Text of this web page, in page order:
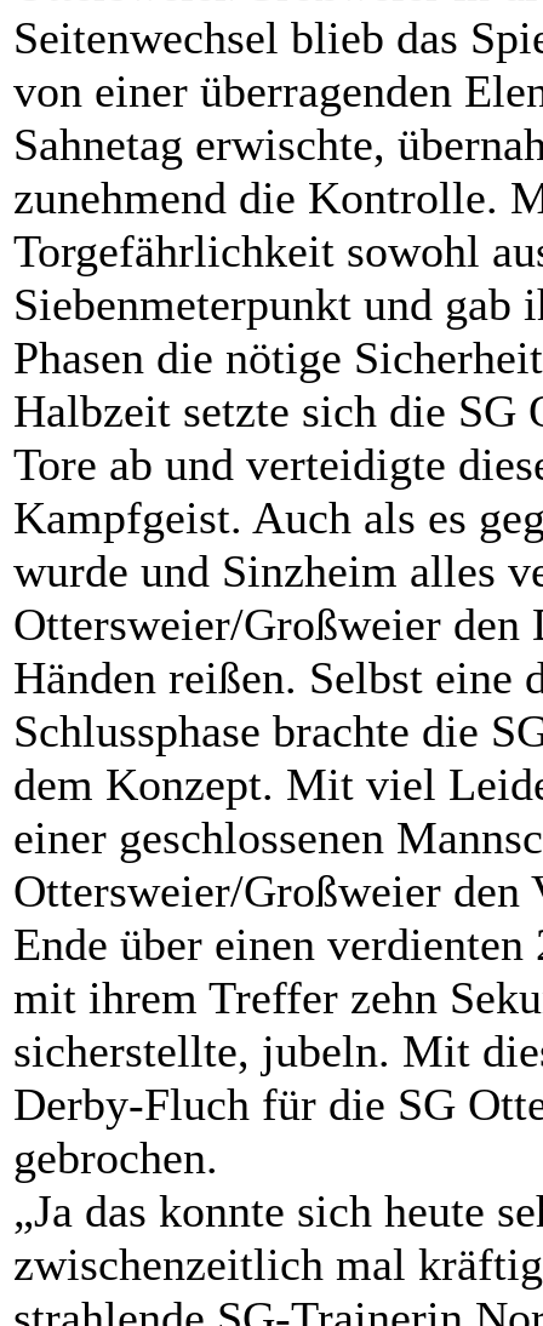
Seitenwechsel blieb das
von einer überragenden
Sahnetag erwischte,
zunehmend die Kontrolle.
Torgefährlichkeit sowohl
Siebenmeterpunkt und gab
Phasen die nötige
Halbzeit setzte sich die
Tore ab und verteidigte
Kampfgeist. Auch als es
wurde und Sinzheim alles
Ottersweier/Großweier den
Händen reißen. Selbst eine
Schlussphase brachte die
dem Konzept. Mit viel
einer geschlossenen
Ottersweier/Großweier den
Ende über einen
mit ihrem Treffer zehn
sicherstellte, jubeln. Mit
Derby-Fluch für die SG
gebrochen.
„Ja das konnte sich heute
zwischenzeitlich mal